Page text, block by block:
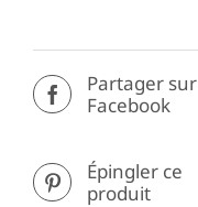
Partager sur
Facebook
Épingler ce
produit